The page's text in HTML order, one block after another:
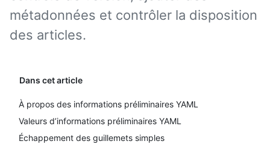
métadonnées et contrôler la disposition
des articles.
Dans cet article
À propos des informations préliminaires YAML
Valeurs d’informations préliminaires YAML
Échappement des guillemets simples